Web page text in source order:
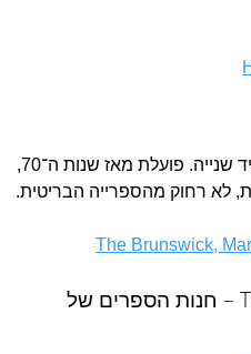
חנות המוקדשת כולה לספרים מיד שנייה. פועלת מאז שנות ה־70,
לא רחוק מהספרייה הבריטית.
The Notting Hill Bookshop – חנות הספרים של